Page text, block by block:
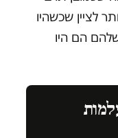
לציין שכשהיו
הם היו